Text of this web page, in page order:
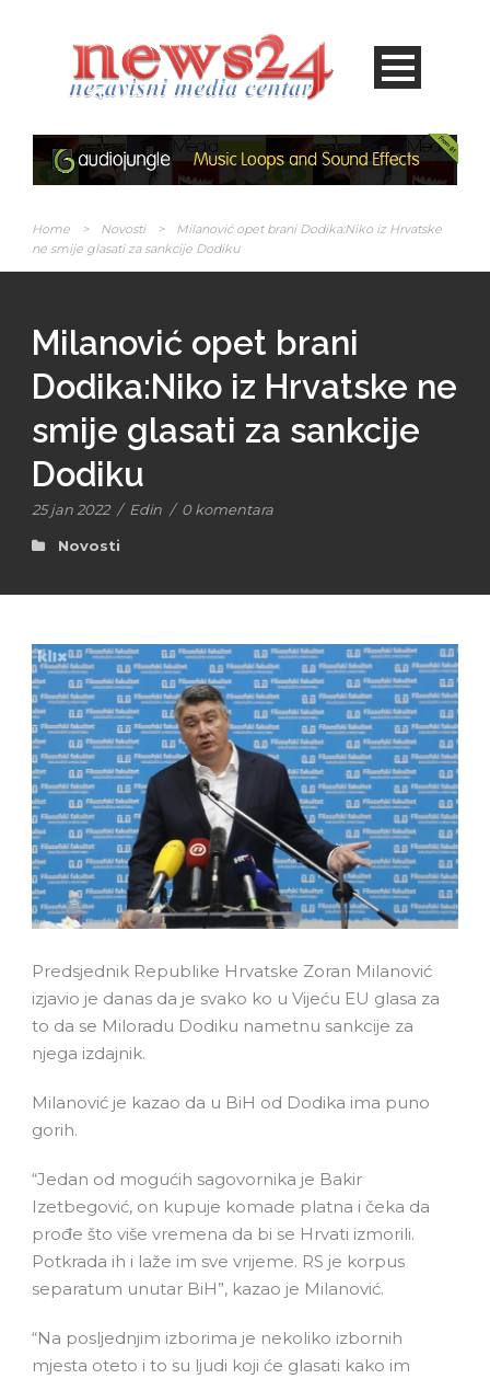
Home > Novosti >
Milanović opet brani Dodika:Niko iz Hrvatske
ne smije glasati za sankcije Dodiku
Milanović opet brani
Dodika:Niko iz Hrvatske ne
smije glasati za sankcije
Dodiku
25 jan 2022 / Edin / 0 komentara
Novosti
Predsjednik Republike Hrvatske Zoran Milanović
izjavio je danas da je svako ko u Vijeću EU glasa za
to da se Miloradu Dodiku nametnu sankcije za
njega izdajnik.
Milanović je kazao da u BiH od Dodika ima puno
gorih.
“Jedan od mogućih sagovornika je Bakir
Izetbegović, on kupuje komade platna i čeka da
prođe što više vremena da bi se Hrvati izmorili.
Potkrada ih i laže im sve vrijeme. RS je korpus
separatum unutar BiH”, kazao je Milanović.
“Na posljednjim izborima je nekoliko izbornih
mjesta oteto i to su ljudi koji će glasati kako im